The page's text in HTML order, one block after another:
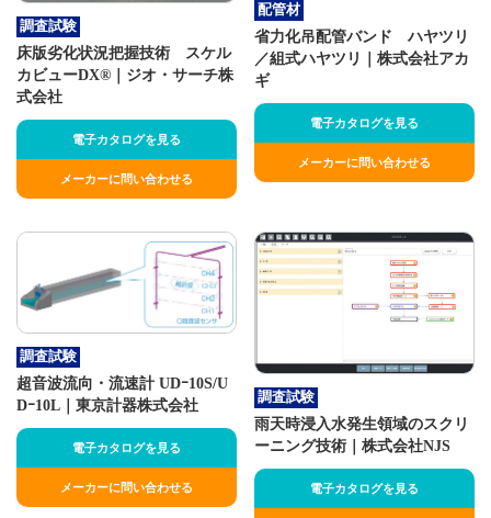
調査試験
床版劣化状況把握技術 スケル
カビューDX®｜ジオ・サーチ株
式会社
電子カタログを見る
メーカーに問い合わせる
配管材
省力化吊配管バンド ハヤツリ
／組式ハヤツリ｜株式会社アカ
ギ
電子カタログを見る
メーカーに問い合わせる
調査試験
超音波流向・流速計 UDｰ10S/U
Dｰ10L｜東京計器株式会社
電子カタログを見る
メーカーに問い合わせる
調査試験
雨天時浸入水発生領域のスクリ
ーニング技術｜株式会社NJS
電子カタログを見る